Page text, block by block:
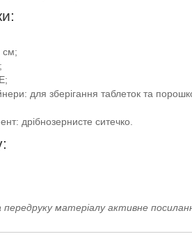
см;
для зберігання таблеток та
дрібнозернисте ситечко.
матеріалу активне